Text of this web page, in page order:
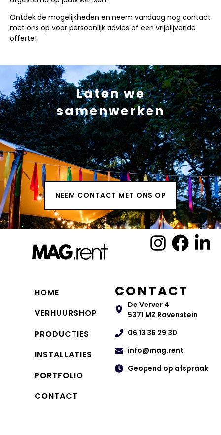
Ontdek de mogelijkheden en neem vandaag nog contact
met ons op voor persoonlijk advies of een vrijblijvende
offerte!
Laten we
samenwerken
NEEM CONTACT MET ONS OP
CONTACT
De Verver 4
5371 MZ Ravenstein
06 13 36 29 30
info@mag.rent
Geopend op afspraak
HOME
VERHUURSHOP
PRODUCTIES
INSTALLATIES
PORTFOLIO
CONTACT